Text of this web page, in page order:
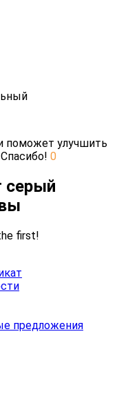
поможет улучшить
0
серый
first!
предложения